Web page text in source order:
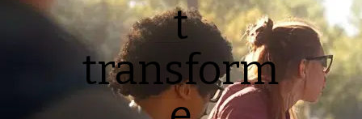
t
transform